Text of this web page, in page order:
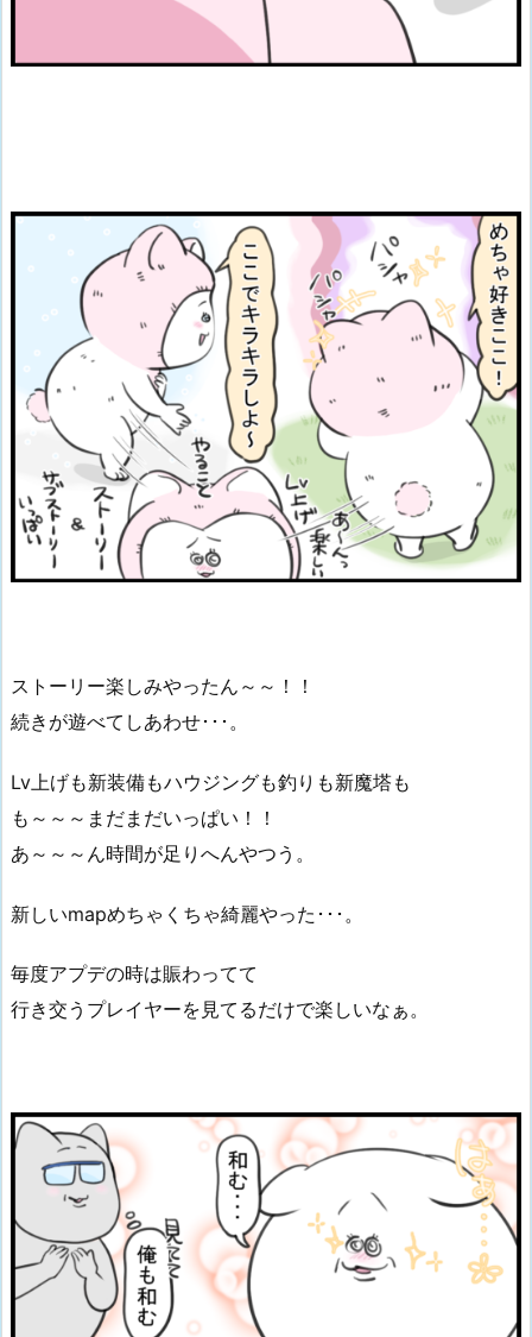
ストーリー楽しみやったん～～！！
続きが遊べてしあわせ･･･。
Lv上げも新装備もハウジングも釣りも新魔塔も
も～～～まだまだいっぱい！！
あ～～～ん時間が足りへんやつう。
新しいmapめちゃくちゃ綺麗やった･･･。
毎度アプデの時は賑わってて
行き交うプレイヤーを見てるだけで楽しいなぁ。